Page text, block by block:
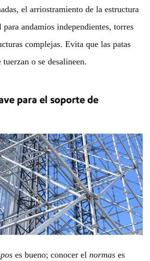
el arriostramiento de la estructura
para andamios independientes, torres
complejas. Evita que las patas
o se desalineen.
para el soporte de
es bueno; conocer el normas es